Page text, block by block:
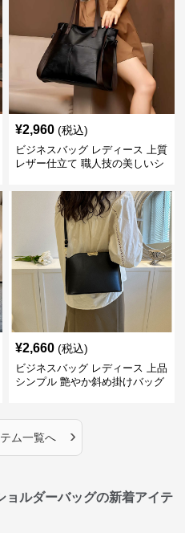
¥2,960 (税込)
ビジネスバッグ レディース 上質
レザー仕立て 職人技の美しいシ
¥2,660 (税込)
ビジネスバッグ レディース 上品
シンプル 艶やか斜め掛けバッグ
ム一覧へ ›
ョルダーバッグの新着アイテ